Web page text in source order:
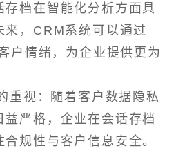
存档在智能化分析方面具
来，CRM系统可以通过
户情绪，为企业提供更为
重视：随着客户数据隐私
益严格，企业在会话存档
规性与客户信息安全。